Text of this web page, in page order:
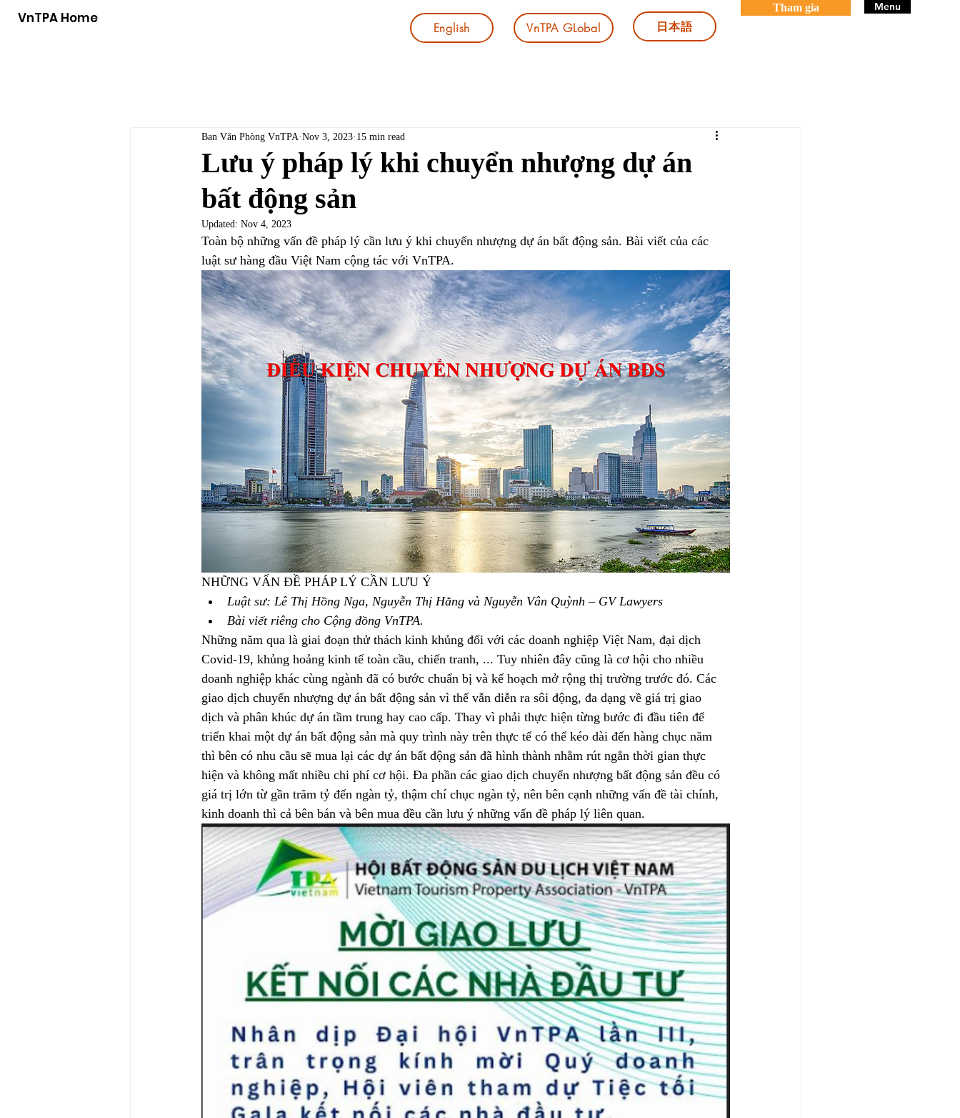
VnTPA Home
English VnTPA GLobal 日本語
Menu
Tham gia
Lưu ý pháp lý khi chuyển nhượng dự án
bất động sản
Ban Văn Phòng VnTPA Nov 3, 2023 15 min read
Updated: Nov 4, 2023
Toàn bộ những vấn đề pháp lý cần lưu ý khi chuyển nhượng dự án bất động sản. Bài viết của các
luật sư hàng đầu Việt Nam cộng tác với VnTPA.
NHỮNG VẤN ĐỀ PHÁP LÝ CẦN LƯU Ý
Luật sư: Lê Thị Hồng Nga, Nguyễn Thị Hằng và Nguyễn Vân Quỳnh – GV Lawyers
Bài viết riêng cho Cộng đồng VnTPA.
Những năm qua là giai đoạn thử thách kinh khủng đối với các doanh nghiệp Việt Nam, đại dịch
Covid-19, khủng hoảng kinh tế toàn cầu, chiến tranh, ... Tuy nhiên đây cũng là cơ hội cho nhiều
doanh nghiệp khác cùng ngành đã có bước chuẩn bị và kế hoạch mở rộng thị trường trước đó. Các
giao dịch chuyển nhượng dự án bất động sản vì thế vẫn diễn ra sôi động, đa dạng về giá trị giao
dịch và phân khúc dự án tầm trung hay cao cấp. Thay vì phải thực hiện từng bước đi đầu tiên để
triển khai một dự án bất động sản mà quy trình này trên thực tế có thể kéo dài đến hàng chục năm
thì bên có nhu cầu sẽ mua lại các dự án bất động sản đã hình thành nhằm rút ngắn thời gian thực
hiện và không mất nhiều chi phí cơ hội. Đa phần các giao dịch chuyển nhượng bất động sản đều có
giá trị lớn từ gần trăm tỷ đến ngàn tỷ, thậm chí chục ngàn tỷ, nên bên cạnh những vấn đề tài chính,
kinh doanh thì cả bên bán và bên mua đều cần lưu ý những vấn đề pháp lý liên quan.